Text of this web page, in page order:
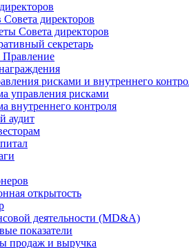
Совета директоров
Совета директоров
секретарь
Правление
рисками и внутреннего
управления рисками
внутреннего контроля
аудит
открытость
деятельности (MD&A)
показатели
продаж и выручка